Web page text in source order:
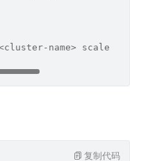
name> scale-out-
复制代码